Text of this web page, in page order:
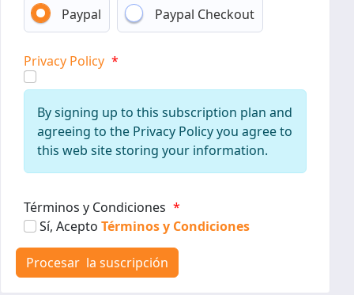
Paypal
Paypal Checkout
Privacy Policy *
By signing up to this subscription plan and
agreeing to the Privacy Policy you agree to
this web site storing your information.
Términos y Condiciones *
Sí, Acepto Términos y Condiciones